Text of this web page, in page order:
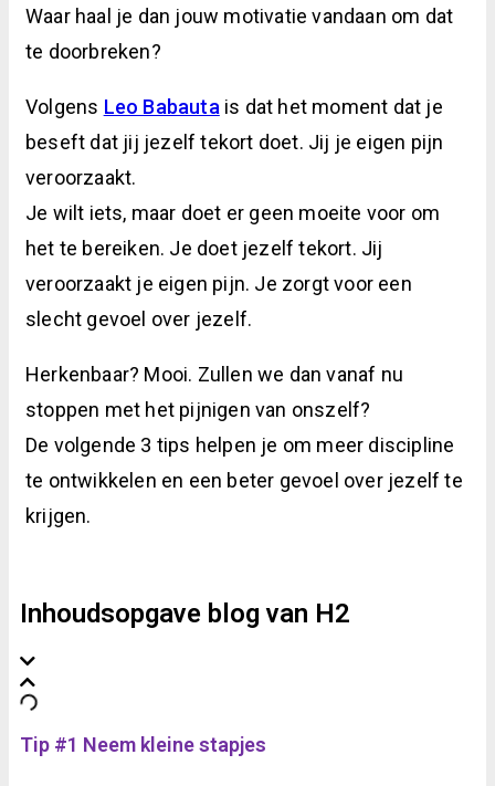
Waar haal je dan jouw motivatie vandaan om dat
te doorbreken?
Volgens Leo Babauta is dat het moment dat je
beseft dat jij jezelf tekort doet. Jij je eigen pijn
veroorzaakt.
Je wilt iets, maar doet er geen moeite voor om
het te bereiken. Je doet jezelf tekort. Jij
veroorzaakt je eigen pijn. Je zorgt voor een
slecht gevoel over jezelf.
Herkenbaar? Mooi. Zullen we dan vanaf nu
stoppen met het pijnigen van onszelf?
De volgende 3 tips helpen je om meer discipline
te ontwikkelen en een beter gevoel over jezelf te
krijgen.
Inhoudsopgave blog van H2
Tip #1 Neem kleine stapjes